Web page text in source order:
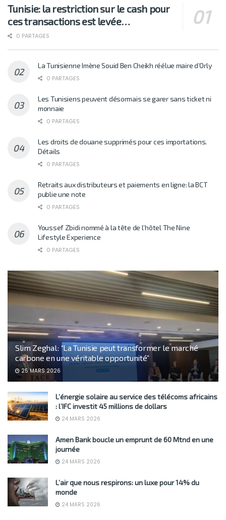
Tunisie: la restriction sur le cash pour
ces transactions est levée…
0 PARTAGES
La Tunisienne Imène Souid Ben Cheikh réélue maire d’Orly
0 PARTAGES
Les Tunisiens peuvent désormais se garer sans ticket ni
monnaie
0 PARTAGES
Les droits de douane supprimés pour ces importations.
Détails
0 PARTAGES
Retraits aux distributeurs et paiements en ligne: la BCT
publie une note
0 PARTAGES
Youssef Zbidi nommé à la tête de l’hôtel The Nine
Lifestyle Experience
0 PARTAGES
Slim Zeghal : “La Tunisie peut transformer le marché
carbone en une véritable opportunité”
25 MARS 2026
L’énergie solaire au service des télécoms africains
: l’IFC investit 45 millions de dollars
24 MARS 2026
Amen Bank boucle un emprunt de 60 Mtnd en une
journée
24 MARS 2026
L’air que nous respirons: un luxe pour 14% du
monde
24 MARS 2026